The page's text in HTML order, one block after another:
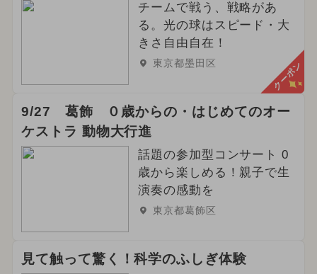
チームで戦う、戦略があ
る。光の球はスピード・大
きさ自由自在！
東京都墨田区 クーポン
9/27 葛飾 ０歳からの・はじめてのオー
ケストラ 動物大行進
話題の参加型コンサート 0
歳から楽しめる！親子で生
演奏の感動を
東京都葛飾区
見て触って驚く！科学のふしぎ体験